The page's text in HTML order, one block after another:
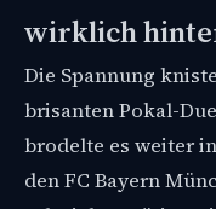
wirklich
Die Spannung
brisanten Pokal-
brodelte es weiter
den FC Bayern